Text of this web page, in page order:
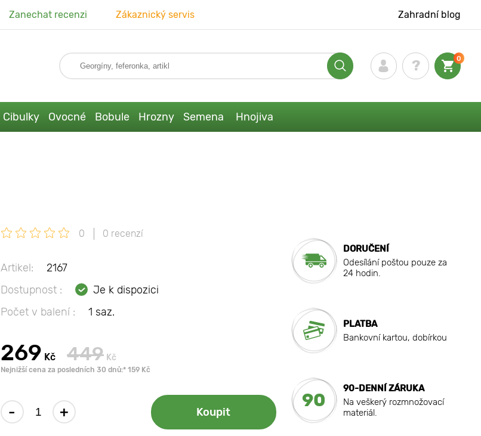
Zanechat recenzi Zákaznický servis Zahradní blog
0
Cibulky Ovocné Bobule Hrozny Semena Hnojiva
0 0 recenzí
Artikel:
2167
Dostupnost :
Je k dispozici
Počet v balení :
1 saz.
269 Kč 449 Kč
Nejnižší cena za posledních 30 dnů:* 159 Kč
- + Koupit
DORUČENÍ
Odesílání poštou pouze za
24 hodin.
PLATBA
Bankovní kartou, dobírkou
90
90-DENNÍ ZÁRUKA
Na veškerý rozmnožovací
materiál.